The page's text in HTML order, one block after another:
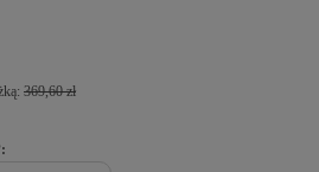
369,60 zł